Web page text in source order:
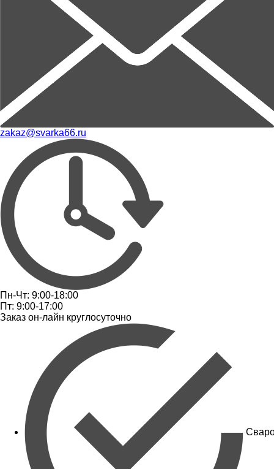
zakaz@svarka66.ru
Пн-Чт: 9:00-18:00
Пт: 9:00-17:00
Заказ он-лайн круглосуточно